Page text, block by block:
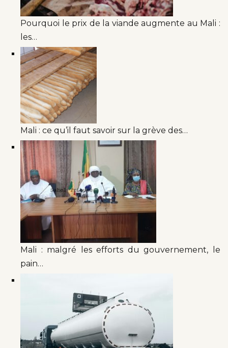
Pourquoi le prix de la viande augmente au Mali :
les…
Mali : ce qu’il faut savoir sur la grève des…
Mali : malgré les efforts du gouvernement, le
pain…